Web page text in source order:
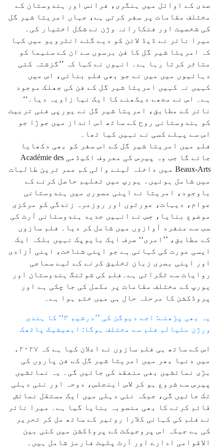
صدی کے اوائل میں ہنگری، فرانس اور ہندوستان کے
مختلف مقامات پر سفر کرتی ہے، جہاں امریتا شیر گل
کی شخصیت اور فنکارانہ وژن نے شکل اختیار کی۔
میرا نائر نے ڈیڈ لائن کو دیے گئے انٹرویو میں کہا
کہ امریتا شیر گل کا فن برسوں سے ان کے سنیما کو
متاثر کرتا رہا ہے۔ انہوں نے کہا کہ ’’گزشتہ کئی
دہائیوں میں میں نے جو بھی فلم بنائی، اس میں
کہیں نہ کہیں امریتا شیر گل کے فن کی جھلک موجود
ہے۔ اس نے مجھے دیکھنے کا ایک نیا زاویہ دیا۔‘‘
نائر کے مطابق، امریتا شیر گل نے یورپی فنی تربیت
کو ہندوستانی روح کے ساتھ اس انداز میں جوڑا جو
اس سے پہلے کسی نے نہیں کیا تھا۔
فلم میں امریتا شیر گل کے اس سفر کو بھی دکھایا
جائے گا جب وہ پیرس کی معروف اکیڈمی Académie des
Beaux-Arts میں داخلہ لینے والی کم عمر ترین طالبات
میں شامل ہوئیں۔ یورپ میں تعلیم حاصل کرنے کے
باوجود، امریتا نے اپنی مصوری میں ہندوستانی
عوام، دیہات، عورتوں اور روزمرہ زندگی کو مرکزی
موضوع بنایا، جس نے انہیں جدید ہندوستانی آرٹ کی
سب سے منفرد آوازوں میں شامل کر دیا۔ فلم سازوں
کے مطابق، ’’امری‘‘ صرف ایک بایوپک نہیں بلکہ ایک
ایسی عورت کی کہانی ہے جو اپنی شناخت، اپنی آزادی
اور اپنی بصری زبان تخلیق کرنے کے لیے سماجی
روایات سے ٹکراتی ہے۔فلم کی شوٹنگ ہندوستان اور
یورپ کے مختلف مقامات پر مکمل کی جا چکی ہے اور
پروڈکشن کا مرحلہ حال ہی میں ختم ہوا ہے۔
یہ بھی پڑھئے: اجے دیوگن کی ’’درشیم ۳‘‘ کا ہندی
ورژن ملیالم فلم سے مختلف ہوگا: ابھیشیک پاٹھک
اس کے ساتھ ہی فلم سازوں نے اعلان کیا ہے کہ ۲۰۲۷ء
میں دنیا بھر میں امریتا شیر گل کے فن پاروں کی
بڑی نمائشیں بھی منعقد کی جائیں گی۔ یہ نمائشیں
پیرس سے شروع ہو کر لاس اینجلس، دوحہ اور نئی دہلی
تک جائیں گی، جبکہ نئی دہلی میں ایک مستقل نمائش
قائم کرنے کا بھی منصوبہ بنایا گیا ہے۔ میرا نائر
نے فلم کی کہانی کلارا روئیر کے ساتھ مل کر تحریر
کی ہے جبکہ اس پروجیکٹ کے پروڈکشن میں کئی بین
الاقوامی ادارے اور آرٹ پلیٹ فارمز شامل ہیں۔